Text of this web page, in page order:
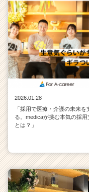
2026.01.28
「採用で医療・介護の未来を
る。medicaが挑む本気の採用
とは？」